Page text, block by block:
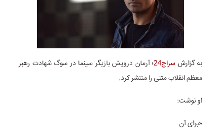
به گزارش سراج24
؛ آرمان درویش بازیگر سینما در سوگ شهادت رهبر
معظم انقلاب متنی را منتشر کرد.
او نوشت:
«برای آن